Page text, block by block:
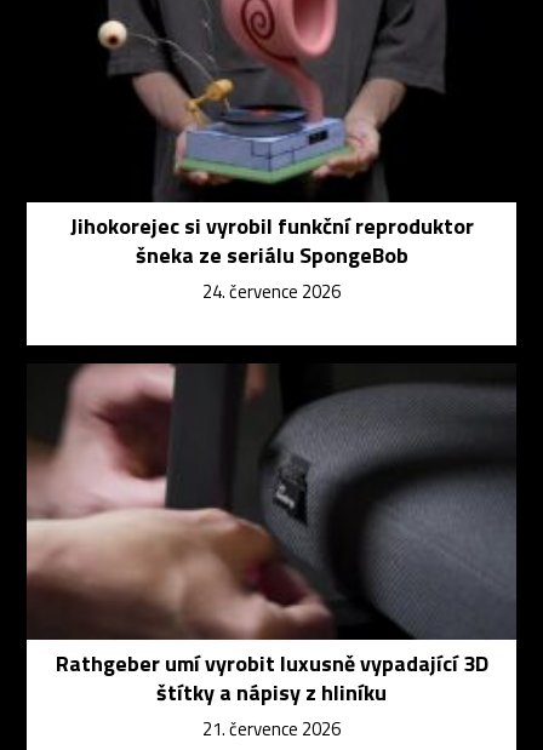
Jihokorejec si vyrobil funkční reproduktor
šneka ze seriálu SpongeBob
24. července 2026
Rathgeber umí vyrobit luxusně vypadající 3D
štítky a nápisy z hliníku
21. července 2026